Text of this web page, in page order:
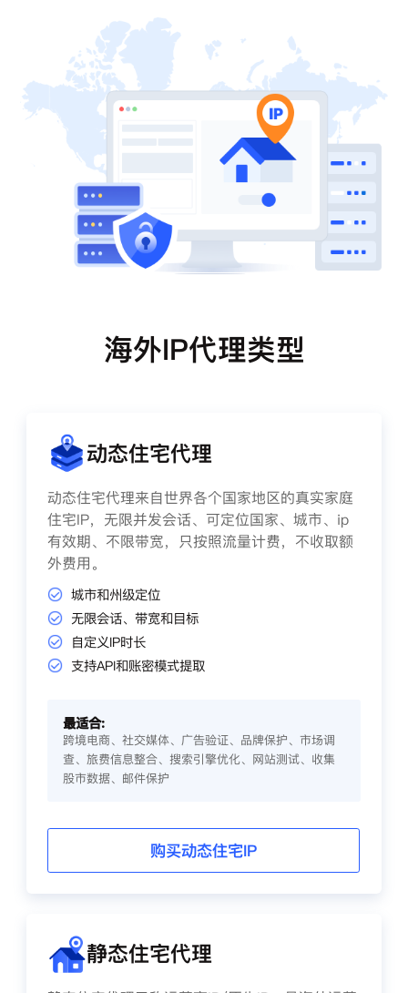
海外IP代理类型
动态住宅代理
动态住宅代理来自世界各个国家地区的真实家庭
住宅IP，无限并发会话、可定位国家、城市、ip
有效期、不限带宽，只按照流量计费，不收取额
外费用。
城市和州级定位
无限会话、带宽和目标
自定义IP时长
支持API和账密模式提取
最适合:
跨境电商、社交媒体、广告验证、品牌保护、市场调
查、旅费信息整合、搜索引擎优化、网站测试、收集
股市数据、邮件保护
购买动态住宅IP
静态住宅代理